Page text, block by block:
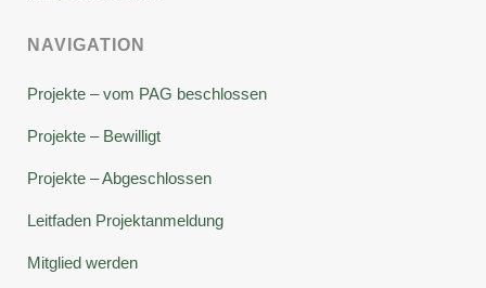
NAVIGATION
Projekte – vom PAG beschlossen
Projekte – Bewilligt
Projekte – Abgeschlossen
Leitfaden Projektanmeldung
Mitglied werden